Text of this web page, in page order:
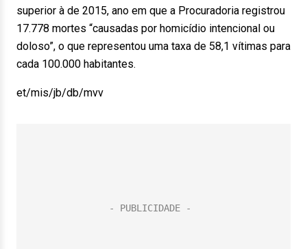
superior à de 2015, ano em que a Procuradoria registrou
17.778 mortes “causadas por homicídio intencional ou
doloso”, o que representou uma taxa de 58,1 vítimas para
cada 100.000 habitantes.
et/mis/jb/db/mvv